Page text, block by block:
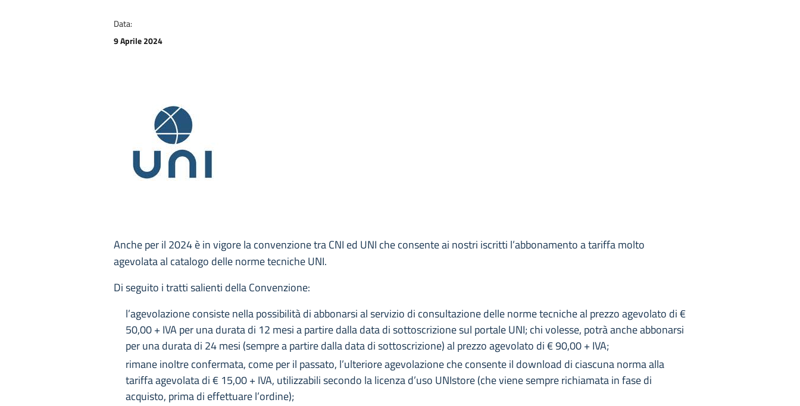
Data:
9 Aprile 2024
Anche per il 2024 è in vigore la convenzione tra CNI ed UNI che consente ai nostri iscritti l’abbonamento a tariffa molto
agevolata al catalogo delle norme tecniche UNI.
Di seguito i tratti salienti della Convenzione:
l’agevolazione consiste nella possibilità di abbonarsi al servizio di consultazione delle norme tecniche al prezzo agevolato di €
50,00 + IVA per una durata di 12 mesi a partire dalla data di sottoscrizione sul portale UNI; chi volesse, potrà anche abbonarsi
per una durata di 24 mesi (sempre a partire dalla data di sottoscrizione) al prezzo agevolato di € 90,00 + IVA;
rimane inoltre confermata, come per il passato, l’ulteriore agevolazione che consente il download di ciascuna norma alla
tariffa agevolata di € 15,00 + IVA, utilizzabili secondo la licenza d’uso UNIstore (che viene sempre richiamata in fase di
acquisto, prima di effettuare l’ordine);